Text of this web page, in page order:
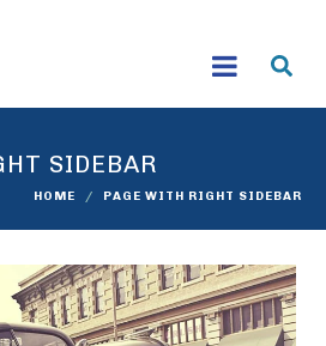
SIDEBAR
HOME PAGE WITH RIGHT SIDEBAR